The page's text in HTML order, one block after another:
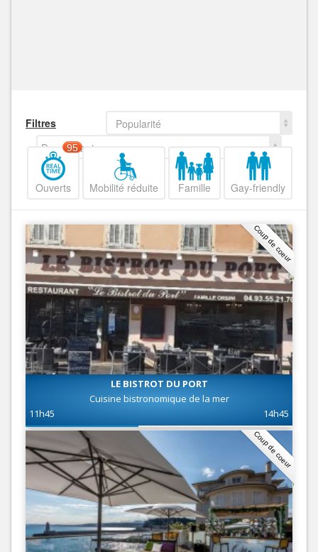
Filtres
Popularité
Decroissant
Ouverts
95
Mobilité réduite Famille Gay-friendly
Coup de coeur
LE BISTROT DU PORT
Cuisine bistronomique de la mer
11h45
14h45
Coup de coeur